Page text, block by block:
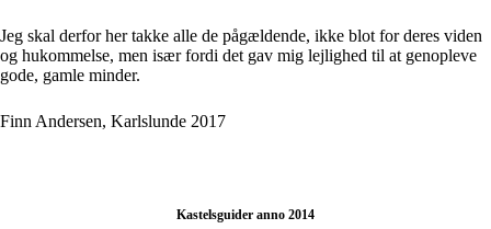
Jeg skal derfor her takke alle de pågældende, ikke blot for deres viden
og hukommelse, men især fordi det gav mig lejlighed til at genopleve
gode, gamle minder.
Finn Andersen, Karlslunde 2017
Kastelsguider anno 2014